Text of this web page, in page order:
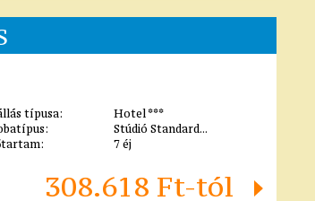
típusa:
Hotel ***
Stúdió Standard...
7 éj
308.618 Ft-tól